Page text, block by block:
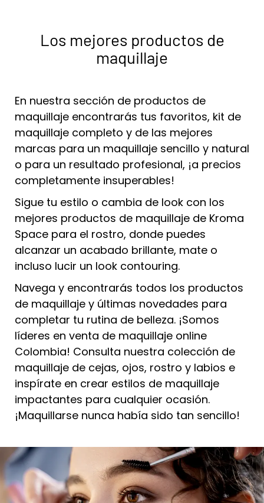
Los mejores productos de
maquillaje
En nuestra sección de productos de
maquillaje encontrarás tus favoritos, kit de
maquillaje completo y de las mejores
marcas para un maquillaje sencillo y natural
o para un resultado profesional, ¡a precios
completamente insuperables!
Sigue tu estilo o cambia de look con los
mejores productos de maquillaje de Kroma
Space para el rostro, donde puedes
alcanzar un acabado brillante, mate o
incluso lucir un look contouring.
Navega y encontrarás todos los productos
de maquillaje y últimas novedades para
completar tu rutina de belleza. ¡Somos
líderes en venta de maquillaje online
Colombia! Consulta nuestra colección de
maquillaje de cejas, ojos, rostro y labios e
inspírate en crear estilos de maquillaje
impactantes para cualquier ocasión.
¡Maquillarse nunca había sido tan sencillo!